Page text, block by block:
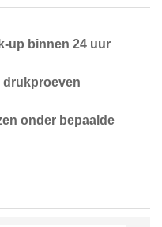
up binnen 24 uur
drukproeven
onder bepaalde